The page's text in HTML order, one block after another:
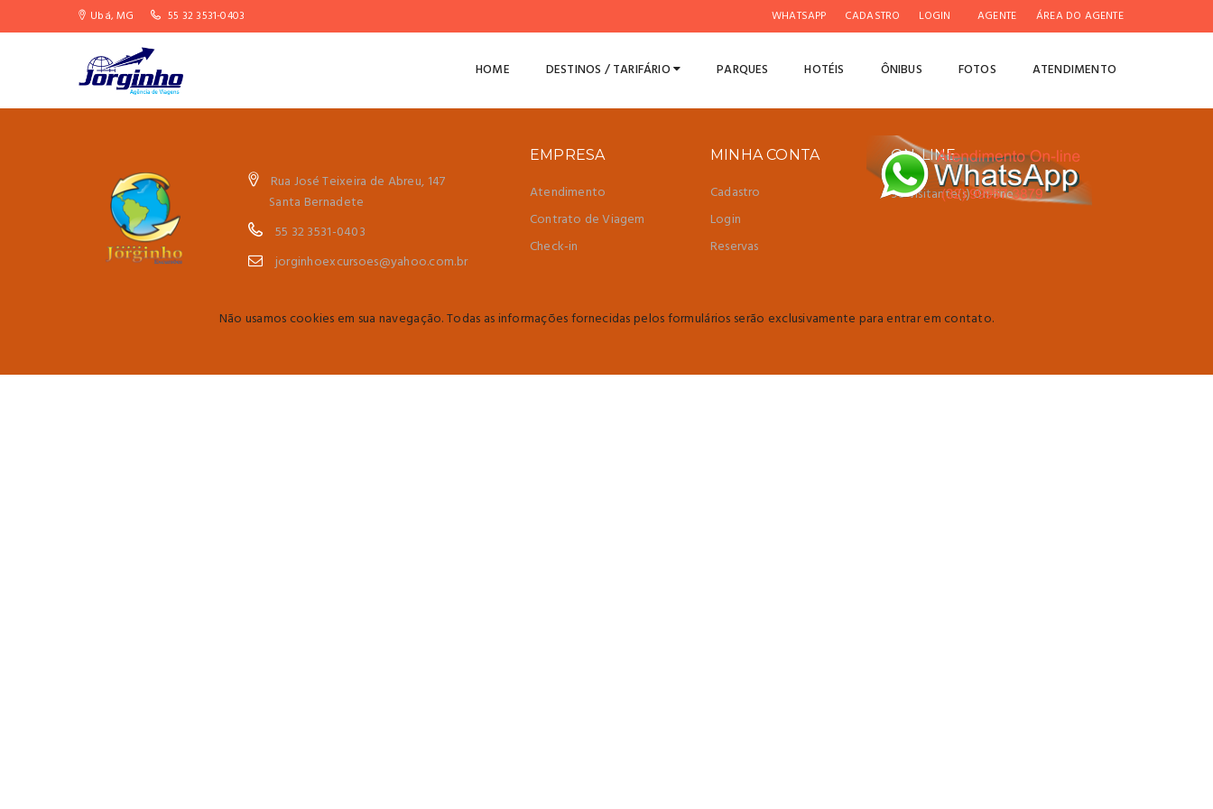
Ubá, MG 55 32 3531-0403 WHATSAPP CADASTRO LOGIN AGENTE ÁREA DO AGENTE
HOME DESTINOS / TARIFÁRIO PARQUES HOTÉIS ÔNIBUS FOTOS ATENDIMENTO
NOVIDADES E PROMOÇÕES
ASSINAR
Rua José Teixeira de Abreu, 147
Santa Bernadete
55 32 3531-0403
jorginhoexcursoes@yahoo.com.br
EMPRESA
Atendimento
Contrato de Viagem
Check-in
MINHA CONTA
Cadastro
Login
Reservas
ON-LINE
98 visitante(s) On-line
Não usamos cookies em sua navegação. Todas as informações fornecidas pelos formulários serão exclusivamente para entrar em contato.